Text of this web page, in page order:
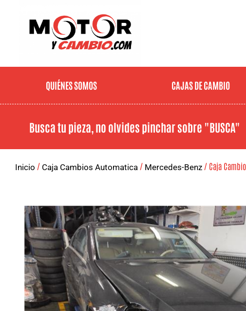
QUIÉNES SOMOS CAJAS DE CAMBIO
Busca tu pieza, no olvides pinchar sobre "BUSCA"
Inicio / Caja Cambios Automatica / Mercedes-Benz / Caja